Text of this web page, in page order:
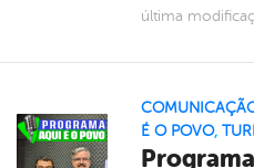
última
É O POVO,